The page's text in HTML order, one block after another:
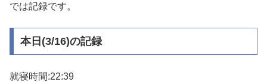
では記録です。
本日(3/16)の記録
就寝時間:22:39